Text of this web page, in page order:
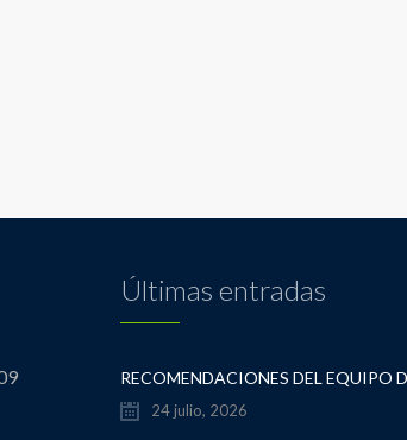
Últimas entradas
24 julio, 2026